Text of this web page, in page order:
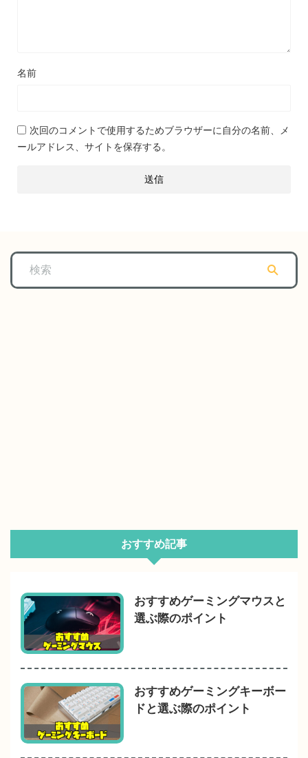
名前
次回のコメントで使用するためブラウザーに自分の名前、メ
ールアドレス、サイトを保存する。
おすすめ記事
おすすめゲーミングマウスと
選ぶ際のポイント
おすすめゲーミングキーボー
ドと選ぶ際のポイント